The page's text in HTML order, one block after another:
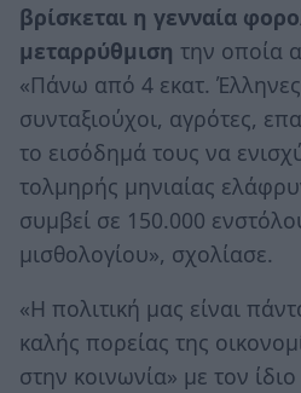
βρίσκεται η γενναία
μεταρρύθμιση την οποία
«Πάνω από 4 εκατ.
συνταξιούχοι, αγρότες,
το εισόδημά τους να
τολμηρής μηνιαίας
συμβεί σε 150.000
μισθολογίου», σχολίασε.
«Η πολιτική μας είναι
καλής πορείας της
στην κοινωνία» με τον ίδιο